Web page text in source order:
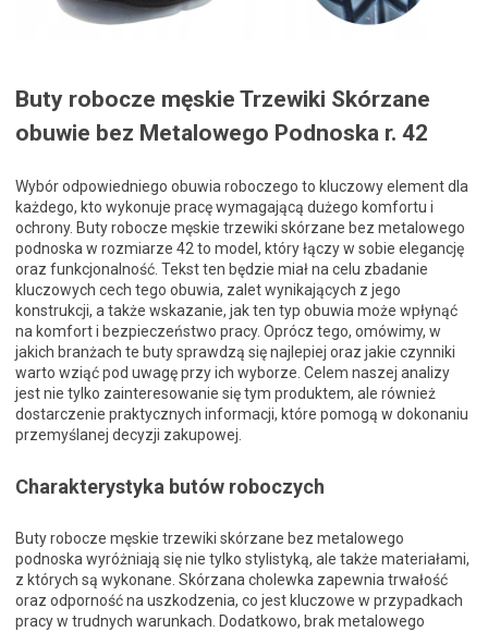
Buty robocze męskie Trzewiki Skórzane
obuwie bez Metalowego Podnoska r. 42
Wybór odpowiedniego obuwia roboczego to kluczowy element dla
każdego, kto wykonuje pracę wymagającą dużego komfortu i
ochrony. Buty robocze męskie trzewiki skórzane bez metalowego
podnoska w rozmiarze 42 to model, który łączy w sobie elegancję
oraz funkcjonalność. Tekst ten będzie miał na celu zbadanie
kluczowych cech tego obuwia, zalet wynikających z jego
konstrukcji, a także wskazanie, jak ten typ obuwia może wpłynąć
na komfort i bezpieczeństwo pracy. Oprócz tego, omówimy, w
jakich branżach te buty sprawdzą się najlepiej oraz jakie czynniki
warto wziąć pod uwagę przy ich wyborze. Celem naszej analizy
jest nie tylko zainteresowanie się tym produktem, ale również
dostarczenie praktycznych informacji, które pomogą w dokonaniu
przemyślanej decyzji zakupowej.
Charakterystyka butów roboczych
Buty robocze męskie trzewiki skórzane bez metalowego
podnoska wyróżniają się nie tylko stylistyką, ale także materiałami,
z których są wykonane. Skórzana cholewka zapewnia trwałość
oraz odporność na uszkodzenia, co jest kluczowe w przypadkach
pracy w trudnych warunkach. Dodatkowo, brak metalowego